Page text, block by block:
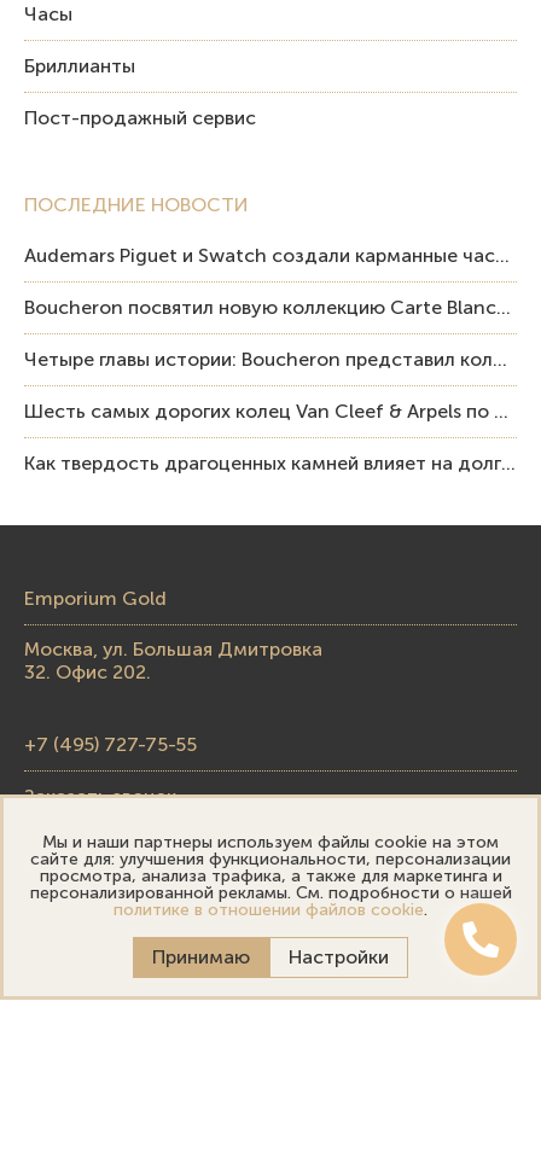
ПОСЛЕДНИЕ НОВОСТИ
Audemars Piguet и Swatch создали карманные часы в эстетике Royal Oak и Pop Art
Boucheron посвятил новую коллекцию Carte Blanche Human Being человеку и силе мастерства
Четыре главы истории: Boucheron представил коллекцию «Nom: Boucheron, Prénom: Frédéric»
Шесть самых дорогих колец Van Cleef & Arpels по итогам аукционов Sotheby’s
Как твердость драгоценных камней влияет на долговечность ювелирных изделий
Часы
Бриллианты
Пост-продажный сервис
Emporium Gold
Москва, ул. Большая Дмитровка
32. Офис 202.
+7 (495) 727-75-55
Заказать звонок
skupka@emporiumgold.com
sale@emporiumgold.com
Режим работы:
Пн-Пт: 10:00–20:00
Мы и наши партнеры используем файлы cookie на этом
сайте для: улучшения функциональности, персонализации
просмотра, анализа трафика, а также для маркетинга и
персонализированной рекламы. См. подробности о нашей
политике в отношении файлов cookie.
Принимаю Настройки